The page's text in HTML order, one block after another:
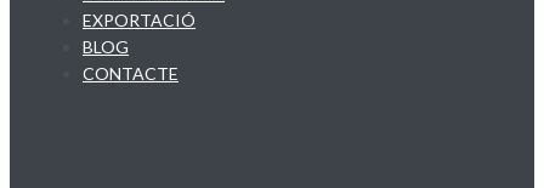
EXPORTACIÓ
BLOG
CONTACTE